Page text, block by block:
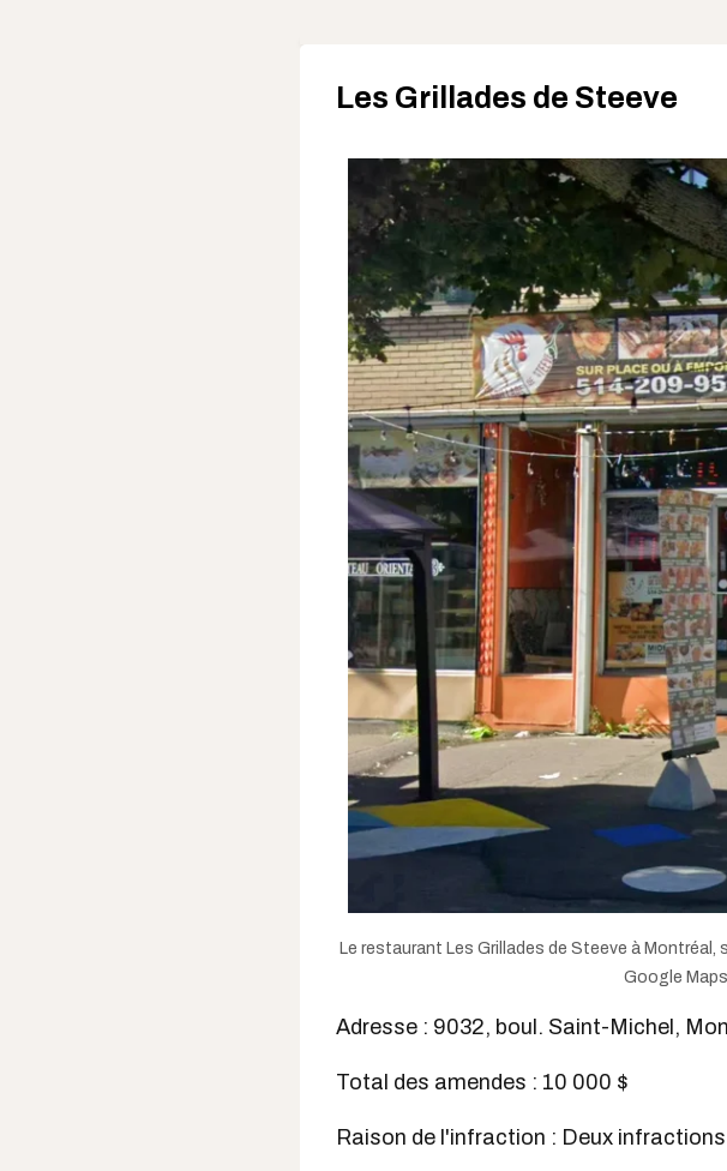
Les Grillades de Steeve
Le restaurant Les Grillades de Steeve à Montréal,
Google Maps
Adresse : 9032, boul. Saint-Michel,
Total des amendes : 10 000 $
Raison de l'infraction : Deux